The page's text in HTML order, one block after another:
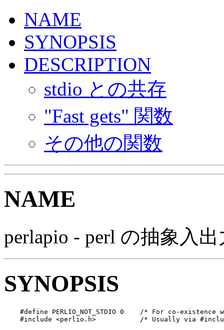
NAME
SYNOPSIS
DESCRIPTION
stdio との共存
"Fast gets" 関数
その他の関数
NAME
perlapio - perl の抽象入
SYNOPSIS
#define PERLIO_NOT_STDIO 0    /* For co-existence
#include <perlio.h>           /* Usually via